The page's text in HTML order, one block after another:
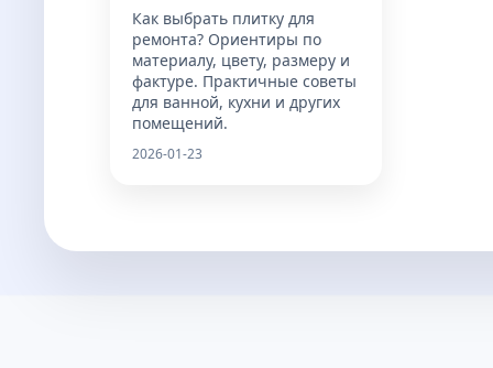
Как выбрать плитку для
ремонта? Ориентиры по
материалу, цвету, размеру и
фактуре. Практичные советы
для ванной, кухни и других
помещений.
2026-01-23